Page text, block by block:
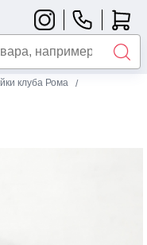
клуба Рома